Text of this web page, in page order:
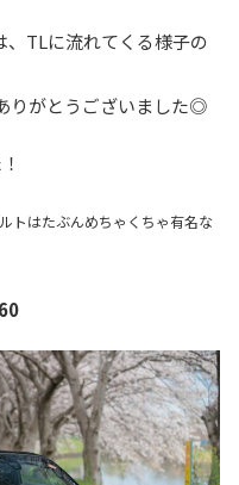
TLに流れてくる様子の
りがとうございました◎
トはたぶんめちゃくちゃ有名な